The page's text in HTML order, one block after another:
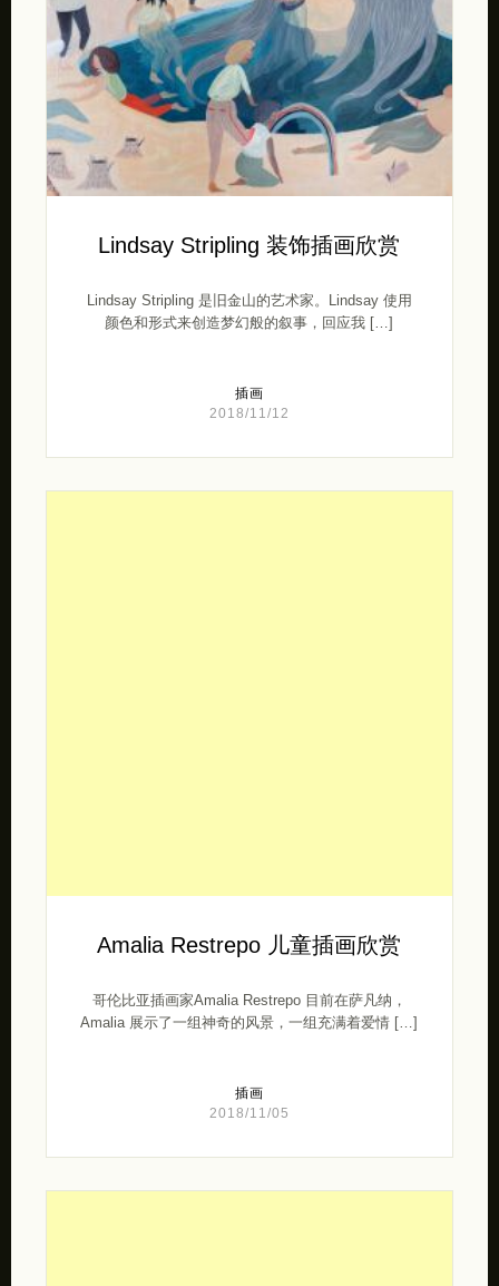
Lindsay Stripling 装饰插画欣赏
Lindsay Stripling 是旧金山的艺术家。Lindsay 使用
颜色和形式来创造梦幻般的叙事，回应我 […]
插画
2018/11/12
Amalia Restrepo 儿童插画欣赏
哥伦比亚插画家Amalia Restrepo 目前在萨凡纳，
Amalia 展示了一组神奇的风景，一组充满着爱情 […]
插画
2018/11/05